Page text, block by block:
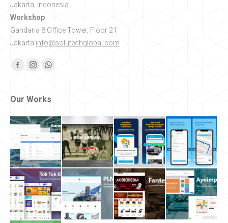
Jakarta, Indonesia
Workshop
Gandaria 8 Office Tower, Floor 21
Jakarta info@solutechglobal.com
Find us on:
Facebook
InstagramWhatsapp
Our Works